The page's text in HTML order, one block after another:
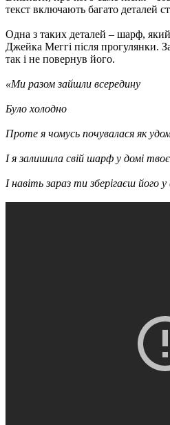
текст включають багато деталей
Одна з таких деталей – шарф,
Джейка Меггі після прогулянки.
так і не повернув його.
«Ми разом зайшли всередину
Було холодно
Проте я чомусь почувалася як
І я залишила свій шарф у домі
І навіть зараз ти зберігаєш його